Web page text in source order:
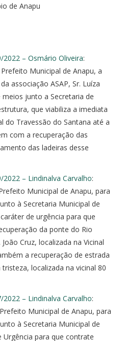
de Anapu
2022 – Osmário Oliveira:
Municipal de Anapu, a
associação ASAP, Sr. Luíza
junto a Secretaria de
que viabiliza a imediata
do Travessão do Santana até a
com a recuperação das
das ladeiras desse
– Lindinalva Carvalho:
Municipal de Anapu, para
à Secretaria Municipal de
de urgência para que
da ponte do Rio
Cruz, localizada na Vicinal
a recuperação de estrada
localizada na vicinal 80
– Lindinalva Carvalho:
Municipal de Anapu, para
à Secretaria Municipal de
Urgência para que contrate